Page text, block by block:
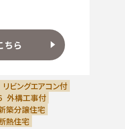
ちら
リビングエアコン付
外構工事付
築分譲住宅
熱住宅